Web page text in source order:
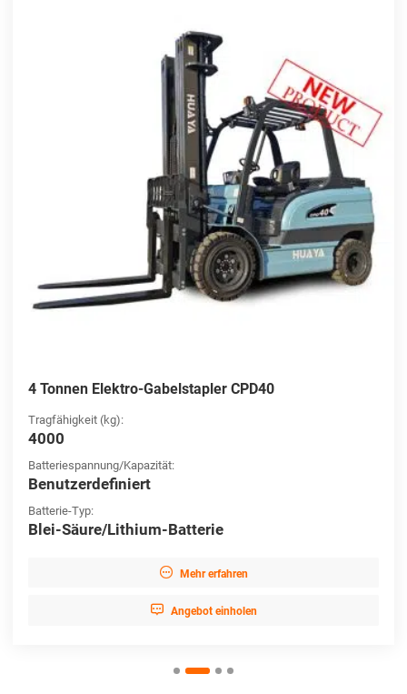
4 Tonnen Elektro-Gabelstapler CPD40
Tragfähigkeit (kg):
4000
Batteriespannung/Kapazität:
Benutzerdefiniert
Batterie-Typ:
Blei-Säure/Lithium-Batterie
 Mehr erfahren
 Angebot einholen